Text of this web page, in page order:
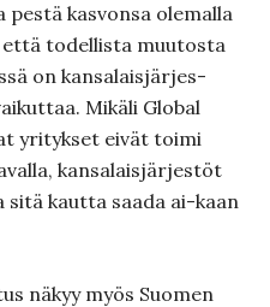
kasvonsa olemalla
että todellista muutosta
on kansalaisjärjes-
Mikäli Global
yritykset eivät toimi
kansalaisjärjestöt
sitä kautta saada ai-kaan
näkyy myös Suomen